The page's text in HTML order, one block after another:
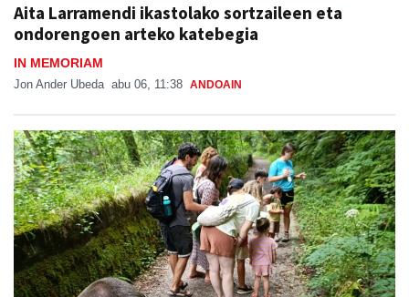
Aita Larramendi ikastolako sortzaileen eta
ondorengoen arteko katebegia
IN MEMORIAM
Jon Ander Ubeda abu 06, 11:38 ANDOAIN